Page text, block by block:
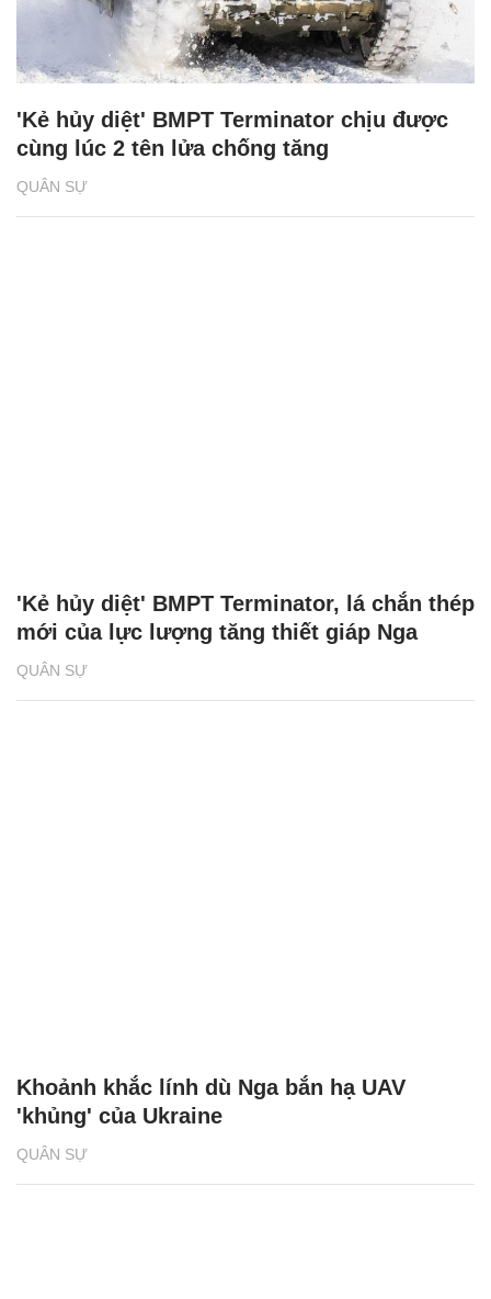
QUÂN SỰ
'Kẻ hủy diệt' BMPT Terminator chịu được
cùng lúc 2 tên lửa chống tăng
QUÂN SỰ
'Kẻ hủy diệt' BMPT Terminator, lá chắn thép
mới của lực lượng tăng thiết giáp Nga
QUÂN SỰ
Khoảnh khắc lính dù Nga bắn hạ UAV
'khủng' của Ukraine